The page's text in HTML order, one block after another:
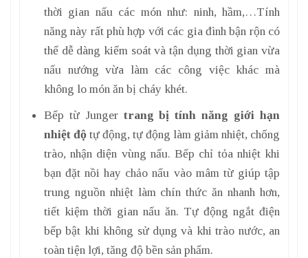
thời gian nấu các món như: ninh, hầm,…Tính
năng này rất phù hợp với các gia đình bận rộn có
thể dễ dàng kiểm soát và tận dụng thời gian vừa
nấu nướng vừa làm các công việc khác mà
không lo món ăn bị cháy khét.
Bếp từ Junger trang bị tính năng giới hạn
nhiệt độ tự động, tự động làm giảm nhiệt, chống
trào, nhận diện vùng nấu. Bếp chỉ tỏa nhiệt khi
bạn đặt nồi hay chảo nấu vào mâm từ giúp tập
trung nguồn nhiệt làm chín thức ăn nhanh hơn,
tiết kiệm thời gian nấu ăn. Tự động ngắt điện
bếp bật khi không sử dụng và khi trào nước, an
toàn tiện lợi, tăng độ bền sản phẩm.